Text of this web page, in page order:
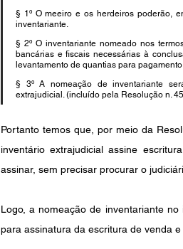
§ 1º O meeiro e os herdeiros poderão,
inventariante.
§ 2º O inventariante nomeado nos
bancárias e fiscais necessárias à
levantamento de quantias para
§ 3º A nomeação de inventariante
extrajudicial. (incluído pela Resolução n.
Portanto temos que, por meio da
inventário extrajudicial assine
assinar, sem precisar procurar o
Logo, a nomeação de inventariante
para assinatura da escritura de venda e